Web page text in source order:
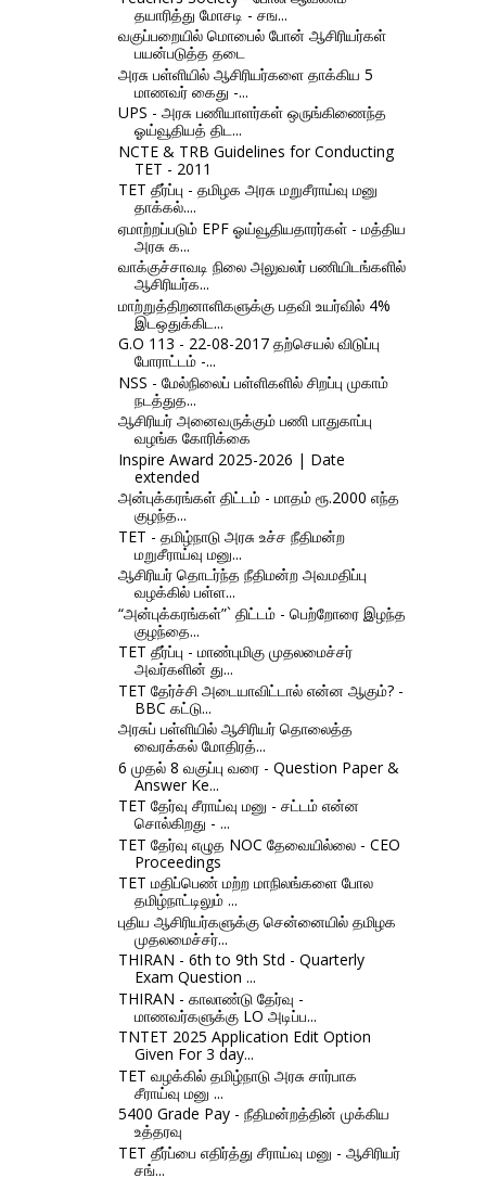
தயாரித்து மோசடி - சங...
வகுப்பறையில் மொபைல் போன் ஆசிரியர்கள்
பயன்படுத்த தடை
அரசு பள்ளியில் ஆசிரியர்களை தாக்கிய 5
மாணவர் கைது -...
UPS - அரசு பணியாளர்கள் ஒருங்கிணைந்த
ஓய்வூதியத் திட...
NCTE & TRB Guidelines for Conducting
TET - 2011
TET தீர்ப்பு - தமிழக அரசு மறுசீராய்வு மனு
தாக்கல்....
ஏமாற்றப்படும் EPF ஓய்வூதியதாரர்கள் - மத்திய
அரசு க...
வாக்குச்சாவடி நிலை அலுவலர் பணியிடங்களில்
ஆசிரியர்க...
மாற்றுத்திறனாளிகளுக்கு பதவி உயர்வில் 4%
இடஒதுக்கிட...
G.O 113 - 22-08-2017 தற்செயல் விடுப்பு
போராட்டம் -...
NSS - மேல்நிலைப் பள்ளிகளில் சிறப்பு முகாம்
நடத்துத...
ஆசிரியர் அனைவருக்கும் பணி பாதுகாப்பு
வழங்க கோரிக்கை
Inspire Award 2025-2026 | Date
extended
அன்புக்கரங்கள் திட்டம் - மாதம் ரூ.2000 எந்த
குழந்த...
TET - தமிழ்நாடு அரசு உச்ச நீதிமன்ற
மறுசீராய்வு மனு...
ஆசிரியர் தொடர்ந்த நீதிமன்ற அவமதிப்பு
வழக்கில் பள்ள...
“அன்புக்கரங்கள்”` திட்டம் - பெற்றோரை இழந்த
குழந்தை...
TET தீர்ப்பு - மாண்புமிகு முதலமைச்சர்
அவர்களின் து...
TET தேர்ச்சி அடையாவிட்டால் என்ன ஆகும்? -
BBC கட்டு...
அரசுப் பள்ளியில் ஆசிரியர் தொலைத்த
வைரக்கல் மோதிரத்...
6 முதல் 8 வகுப்பு வரை - Question Paper &
Answer Ke...
TET தேர்வு சீராய்வு மனு - சட்டம் என்ன
சொல்கிறது - ...
TET தேர்வு எழுத NOC தேவையில்லை - CEO
Proceedings
TET மதிப்பெண் மற்ற மாநிலங்களை போல
தமிழ்நாட்டிலும் ...
புதிய ஆசிரியர்களுக்கு சென்னையில் தமிழக
முதலமைச்சர்...
THIRAN - 6th to 9th Std - Quarterly
Exam Question ...
THIRAN - காலாண்டு தேர்வு -
மாணவர்களுக்கு LO அடிப்ப...
TNTET 2025 Application Edit Option
Given For 3 day...
TET வழக்கில் தமிழ்நாடு அரசு சார்பாக
சீராய்வு மனு ...
5400 Grade Pay - நீதிமன்றத்தின் முக்கிய
உத்தரவு
TET தீர்ப்பை எதிர்த்து சீராய்வு மனு - ஆசிரியர்
சங்...